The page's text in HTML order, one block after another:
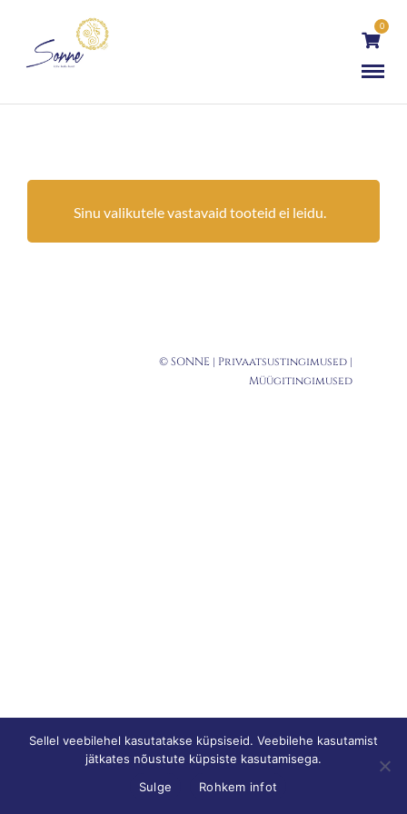
0
Sinu valikutele vastavaid tooteid ei leidu.
© SONNE | Privaatsustingimused |
Müügitingimused
Sellel veebilehel kasutatakse küpsiseid. Veebilehe kasutamist
jätkates nõustute küpsiste kasutamisega.
Sulge
Rohkem infot